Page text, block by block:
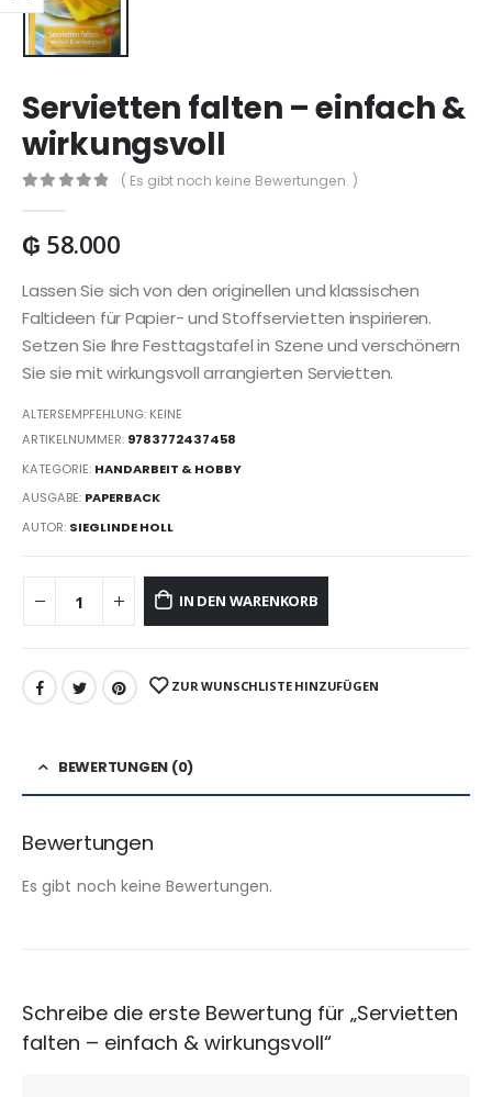
Servietten falten – einfach &
wirkungsvoll
( Es gibt noch keine Bewertungen. )
₲ 58.000
Lassen Sie sich von den originellen und klassischen
Faltideen für Papier- und Stoffservietten inspirieren.
Setzen Sie Ihre Festtagstafel in Szene und verschönern
Sie sie mit wirkungsvoll arrangierten Servietten.
ALTERSEMPFEHLUNG: KEINE
ARTIKELNUMMER: 9783772437458
KATEGORIE: HANDARBEIT & HOBBY
AUSGABE: PAPERBACK
AUTOR: SIEGLINDE HOLL
IN DEN WARENKORB
ZUR WUNSCHLISTE HINZUFÜGEN
BEWERTUNGEN (0)
Bewertungen
Es gibt noch keine Bewertungen.
Schreibe die erste Bewertung für „Servietten
falten – einfach & wirkungsvoll“